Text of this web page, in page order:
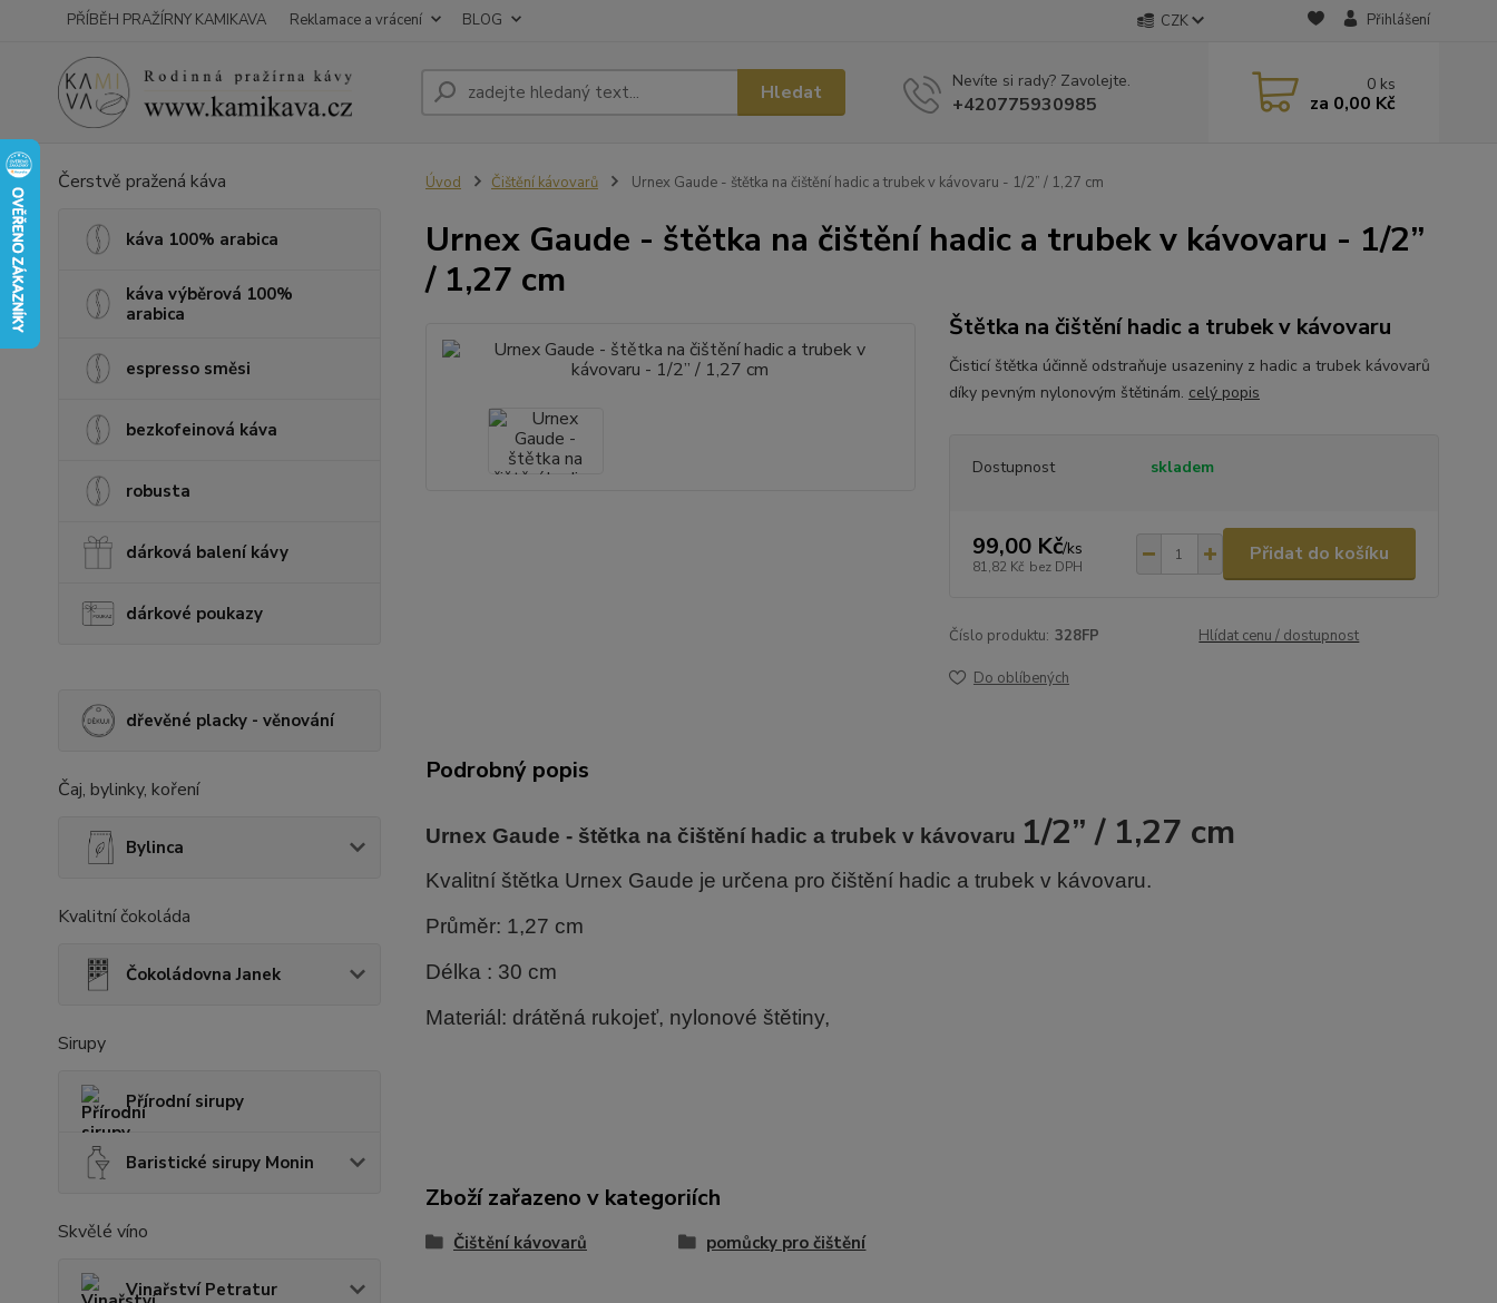
PŘÍBĚH PRAŽÍRNY KAMIKAVA Reklamace a vrácení BLOG CZK Přihlášení
Hledat Nevíte si rady? Zavolejte.
+420775930985
0 ks
za 0,00 Kč
Čerstvě pražená káva
káva 100% arabica
káva výběrová 100%
arabica
espresso směsi
bezkofeinová káva
robusta
dárková balení kávy
dárkové poukazy
dřevěné placky - věnování
Čaj, bylinky, koření
Bylinca
Kvalitní čokoláda
Čokoládovna Janek
Sirupy
Přírodní sirupy
Baristické sirupy Monin
Skvělé víno
Vinařství Petratur
Úvod Čištění kávovarů Urnex Gaude - štětka na čištění hadic a trubek v kávovaru - 1/2” / 1,27 cm
Urnex Gaude - štětka na čištění hadic a trubek v kávovaru - 1/2”
/ 1,27 cm
Štětka na čištění hadic a trubek v kávovaru
Čisticí štětka účinně odstraňuje usazeniny z hadic a trubek kávovarů
díky pevným nylonovým štětinám. celý popis
Dostupnost skladem
99,00 Kč/ks
81,82 Kč bez DPH
Přidat do košíku
Číslo produktu: 328FP Hlídat cenu / dostupnost
Do oblíbených
Podrobný popis
Urnex Gaude - štětka na čištění hadic a trubek v kávovaru 1/2” / 1,27 cm
Kvalitní štětka Urnex Gaude je určena pro čištění hadic a trubek v kávovaru.
Průměr: 1,27 cm
Délka : 30 cm
Materiál: drátěná rukojeť, nylonové štětiny,
Zboží zařazeno v kategoriích
Čištění kávovarů pomůcky pro čištění